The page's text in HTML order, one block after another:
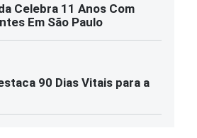
Celebra 11 Anos Com
Em São Paulo
90 Dias Vitais para a